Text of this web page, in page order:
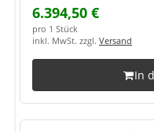
6.394,50 €
pro 1 Stück
inkl. MwSt. zzgl. Versand
In